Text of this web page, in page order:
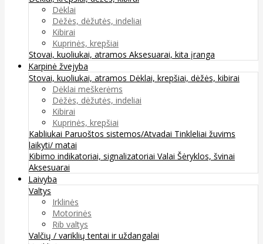
Dėklai
Dėžės, dėžutės, indeliai
Kibirai
Kuprinės, krepšiai
Stovai, kuoliukai, atramos Aksesuarai, kita įranga
Karpinė žvejyba
Stovai, kuoliukai, atramos Dėklai, krepšiai, dėžės, kibirai
Dėklai meškerėms
Dėžės, dėžutės, indeliai
Kibirai
Kuprinės, krepšiai
Kabliukai Paruoštos sistemos/Atvadai Tinkleliai žuvims
laikyti/ matai
Kibimo indikatoriai, signalizatoriai Valai Šėryklos, švinai
Aksesuarai
Laivyba
Valtys
Irklinės
Motorinės
Rib valtys
Valčių / variklių tentai ir uždangalai